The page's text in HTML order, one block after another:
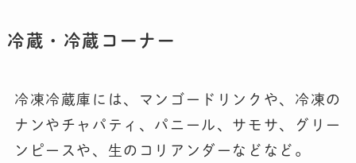
冷蔵・冷蔵コーナー
冷凍冷蔵庫には、マンゴードリンクや、冷凍の
ナンやチャパティ、パニール、サモサ、グリー
ンピースや、生のコリアンダーなどなど。